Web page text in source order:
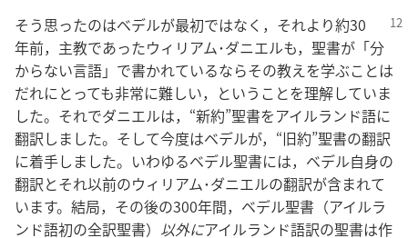
そう​思っ​た​の​は​ベデル​が​最初​で​は​なく，それ​より​約​30​
年​前，主教​で​あっ​た​ウィリアム​･​ダニエル​も，聖書​が「分
から​ない​言語」で​書か​れ​て​いる​なら​その​教え​を​学ぶ​こと​は​
だれ​に​とっ​て​も​非常​に​難しい，と​いう​こと​を​理解​し​て​い​ま
し​た。それ​で​ダニエル​は，“新約”聖書​を​アイルランド​語​に​
翻訳​し​まし​た。そして​今度​は​ベデル​が，“旧約”聖書​の​翻訳​
に​着手​し​まし​た。いわゆる​ベデル​聖書​に​は，ベデル​自身​の​
翻訳​と​それ​以前​の​ウィリアム​･​ダニエル​の​翻訳​が​含ま​れ​て​
い​ます。結局，その​後​の​300​年​間，ベデル​聖書（アイルラ
ンド​語​初​の​全訳​聖書） 以外​に​アイルランド​語​訳​の​聖書​は​作